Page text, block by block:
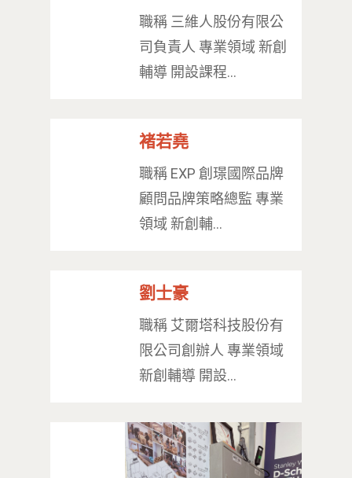
職稱 三維人股份有限公
司負責人 專業領域 新創
輔導 開設課程…
褚若堯
職稱 EXP 創璟國際品牌
顧問品牌策略總監 專業
領域 新創輔…
劉士豪
職稱 艾爾塔科技股份有
限公司創辦人 專業領域
新創輔導 開設…